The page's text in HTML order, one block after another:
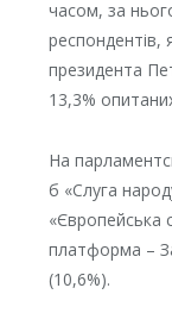
часом, за
респондентів,
президента
13,3%
На
б «Слуга
«Європейська
платформа –
(10,6%).